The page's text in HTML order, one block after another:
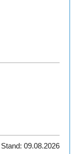
Stand: 09.08.2026